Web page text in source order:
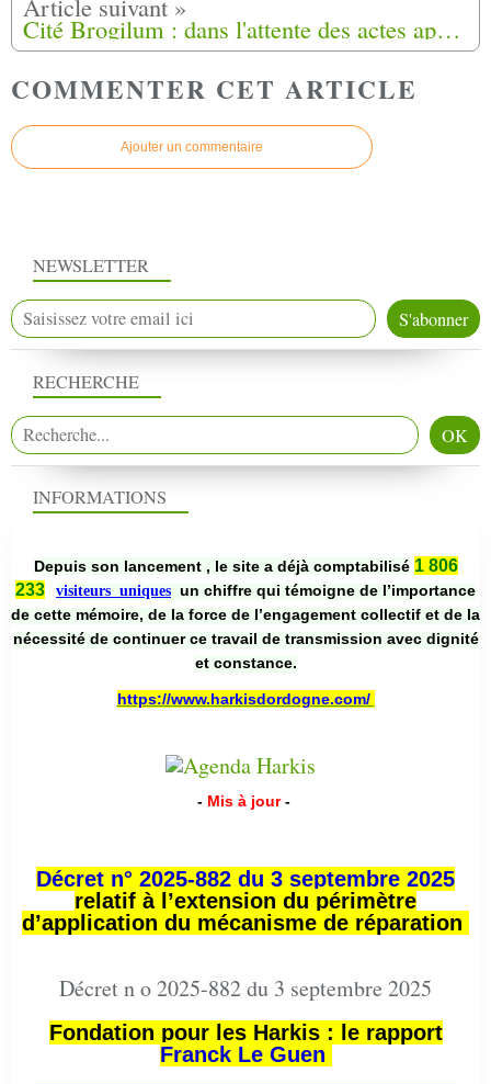
Cité Brogilum : dans l'attente des actes après les paroles à Fuveau (13)
COMMENTER CET ARTICLE
Ajouter un commentaire
NEWSLETTER
RECHERCHE
INFORMATIONS
Depuis son lancement , le site a déjà comptabilisé 1 806
233
visiteurs uniques un chiffre qui témoigne de l’importance
de cette mémoire, de la force de l’engagement collectif et de la
nécessité de continuer ce travail de transmission avec dignité
et constance.
https://www.harkisdordogne.com/
- Mis à jour -
Décret n° 2025-882 du 3 septembre 2025
relatif à l’extension du périmètre
d’application du mécanisme de réparation
Décret n o 2025-882 du 3 septembre 2025
Fondation pour les Harkis : le rapport
Franck Le Guen